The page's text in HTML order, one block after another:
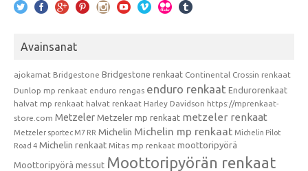
Avainsanat
ajokamat Bridgestone Bridgestone renkaat Continental Crossin renkaat
Dunlop mp renkaat enduro rengas enduro renkaat Endurorenkaat
halvat mp renkaat halvat renkaat Harley Davidson https://mprenkaat-
store.com Metzeler Metzeler mp renkaat metzeler renkaat
Metzeler sportec M7 RR Michelin Michelin mp renkaat Michelin Pilot
Road 4 Michelin renkaat Mitas mp renkaat moottoripyörä
Moottoripyörä messut Moottoripyörän renkaat